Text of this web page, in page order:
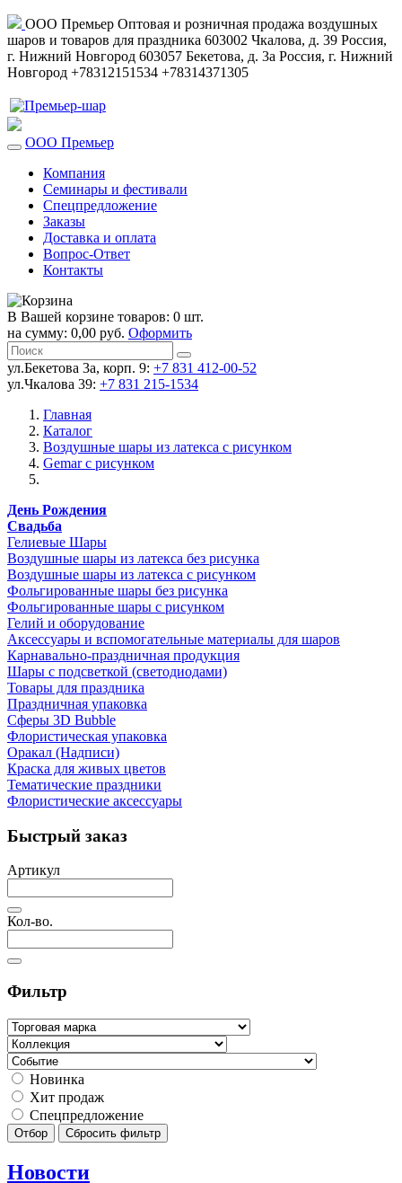
ООО Премьер Оптовая и розничная продажа воздушных
шаров и товаров для праздника 603002 Чкалова, д. 39 Россия,
г. Нижний Новгород 603057 Бекетова, д. 3а Россия, г. Нижний
Новгород +78312151534 +78314371305
ООО Премьер
Компания
Семинары и фестивали
Спецпредложение
Заказы
Доставка и оплата
Вопрос-Ответ
Контакты
В Вашей корзине товаров: 0 шт.
на сумму: 0,00 руб. Оформить
ул.Бекетова 3а, корп. 9: +7 831 412-00-52
ул.Чкалова 39: +7 831 215-1534
Главная
Каталог
Воздушные шары из латекса с рисунком
Gemar с рисунком
День Рождения
Свадьба
Гелиевые Шары
Воздушные шары из латекса без рисунка
Воздушные шары из латекса с рисунком
Фольгированные шары без рисунка
Фольгированные шары с рисунком
Гелий и оборудование
Аксессуары и вспомогательные материалы для шаров
Карнавально-праздничная продукция
Шары с подсветкой (светодиодами)
Товары для праздника
Праздничная упаковка
Сферы 3D Bubble
Флористическая упаковка
Оракал (Надписи)
Краска для живых цветов
Тематические праздники
Флористические аксессуары
Быстрый заказ
Артикул
Кол-во.
Фильтр
Новинка
Хит продаж
Спецпредложение
Отбор Сбросить фильтр
Новости